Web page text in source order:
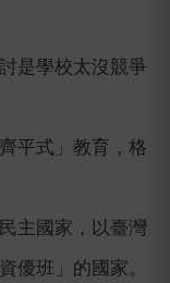
是學校太沒競爭
平式」教育，格
主國家，以臺灣
優班」的國家。